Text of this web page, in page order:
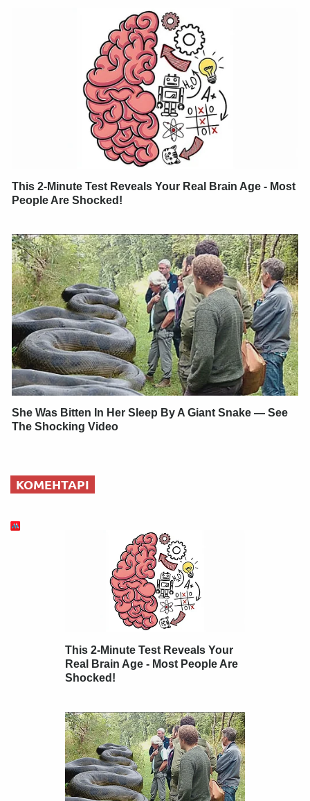
This 2-Minute Test Reveals Your Real Brain Age - Most
People Are Shocked!
She Was Bitten In Her Sleep By A Giant Snake — See
The Shocking Video
КОМЕНТАРІ